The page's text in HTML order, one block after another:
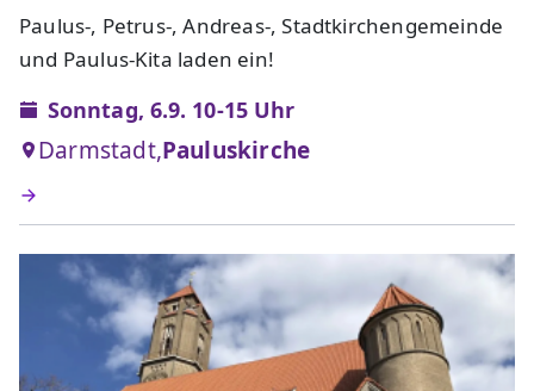
Paulus-, Petrus-, Andreas-, Stadtkirchengemeinde
und Paulus-Kita laden ein!
Sonntag, 6.9. 10-15 Uhr
Darmstadt,Pauluskirche